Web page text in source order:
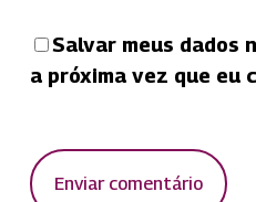
Salvar meus dados
a próxima vez que eu